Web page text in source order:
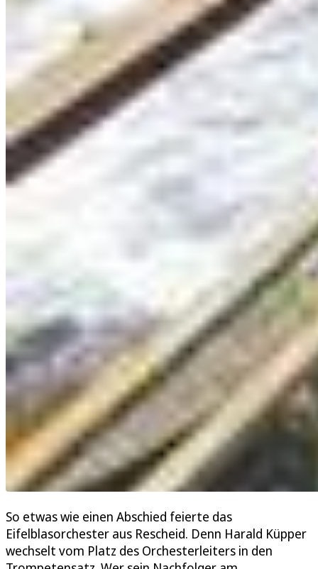
So etwas wie einen Abschied feierte das
Eifelblasorchester aus Rescheid. Denn Harald Küpper
wechselt vom Platz des Orchesterleiters in den